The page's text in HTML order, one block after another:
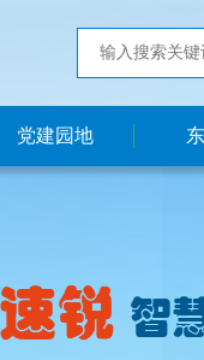
党建园地